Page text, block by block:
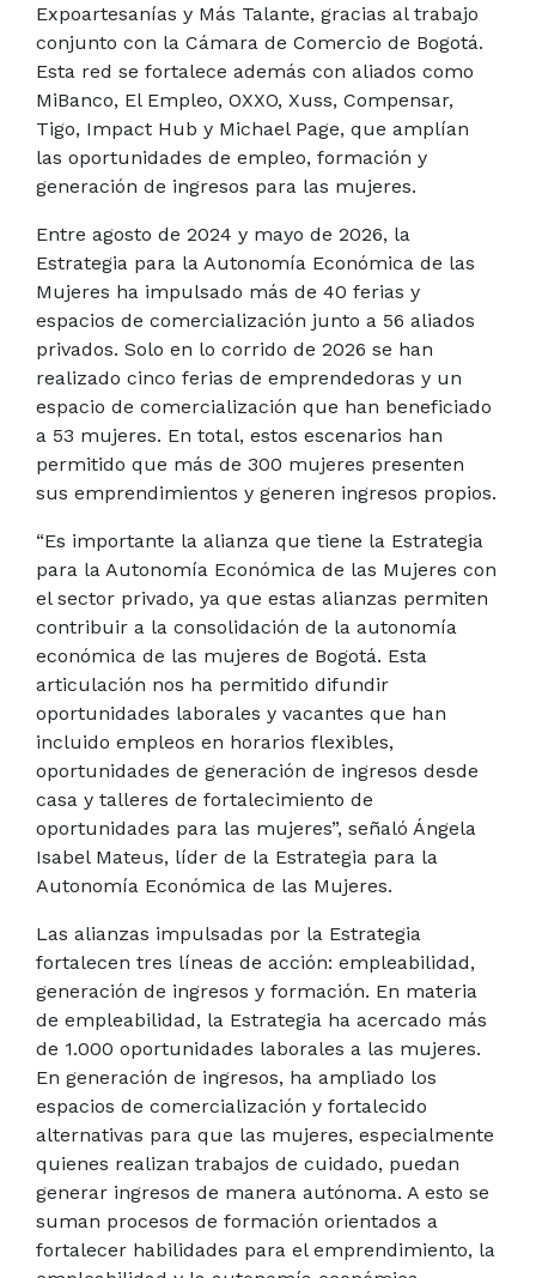
Expoartesanías y Más Talante, gracias al trabajo
conjunto con la Cámara de Comercio de Bogotá.
Esta red se fortalece además con aliados como
MiBanco, El Empleo, OXXO, Xuss, Compensar,
Tigo, Impact Hub y Michael Page, que amplían
las oportunidades de empleo, formación y
generación de ingresos para las mujeres.
Entre agosto de 2024 y mayo de 2026, la
Estrategia para la Autonomía Económica de las
Mujeres ha impulsado más de 40 ferias y
espacios de comercialización junto a 56 aliados
privados. Solo en lo corrido de 2026 se han
realizado cinco ferias de emprendedoras y un
espacio de comercialización que han beneficiado
a 53 mujeres. En total, estos escenarios han
permitido que más de 300 mujeres presenten
sus emprendimientos y generen ingresos propios.
“Es importante la alianza que tiene la Estrategia
para la Autonomía Económica de las Mujeres con
el sector privado, ya que estas alianzas permiten
contribuir a la consolidación de la autonomía
económica de las mujeres de Bogotá. Esta
articulación nos ha permitido difundir
oportunidades laborales y vacantes que han
incluido empleos en horarios flexibles,
oportunidades de generación de ingresos desde
casa y talleres de fortalecimiento de
oportunidades para las mujeres”, señaló Ángela
Isabel Mateus, líder de la Estrategia para la
Autonomía Económica de las Mujeres.
Las alianzas impulsadas por la Estrategia
fortalecen tres líneas de acción: empleabilidad,
generación de ingresos y formación. En materia
de empleabilidad, la Estrategia ha acercado más
de 1.000 oportunidades laborales a las mujeres.
En generación de ingresos, ha ampliado los
espacios de comercialización y fortalecido
alternativas para que las mujeres, especialmente
quienes realizan trabajos de cuidado, puedan
generar ingresos de manera autónoma. A esto se
suman procesos de formación orientados a
fortalecer habilidades para el emprendimiento, la